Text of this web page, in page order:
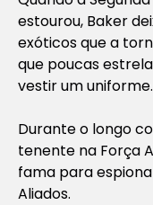
estourou, Baker
exóticos que a
que poucas
vestir um uniforme.
Durante o longo
tenente na Força
fama para
Aliados.